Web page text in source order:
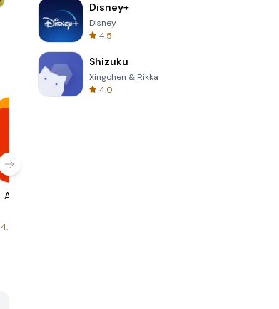
One Stroke
AliExpress
4.5
Disney+
Disney
4.5
Shizuku
Xingchen & Rikka
4.0